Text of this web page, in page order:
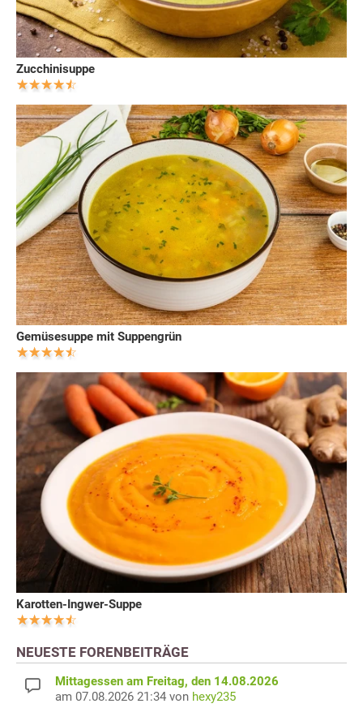
Zucchinisuppe
Gemüsesuppe mit Suppengrün
Karotten-Ingwer-Suppe
NEUESTE FORENBEITRÄGE
Mittagessen am Freitag, den 14.08.2026
am 07.08.2026 21:34 von hexy235